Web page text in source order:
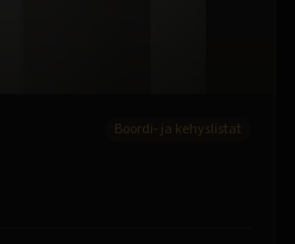
Boordi- ja kehyslistat